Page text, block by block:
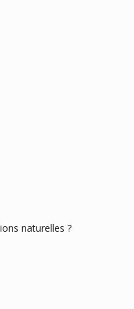
naturelles ?